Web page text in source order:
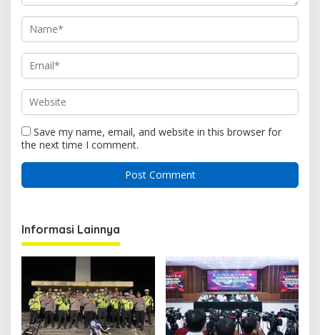
Save my name, email, and website in this browser for
the next time I comment.
Informasi Lainnya